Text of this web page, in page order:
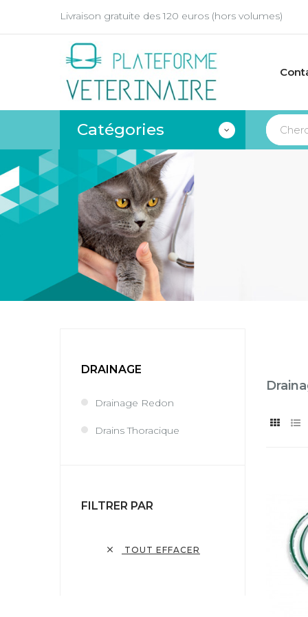
Livraison gratuite des 120 euros (hors volumes)
Catégories
DRAINAGE
Drainage Redon
Drains Thoracique
FILTRER PAR
 TOUT EFFACER